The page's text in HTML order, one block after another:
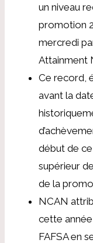
un niveau
promotion
mercredi
Attainment
Ce record,
avant la
début de
supérieur
de la
NCAN
cette année
FAFSAen